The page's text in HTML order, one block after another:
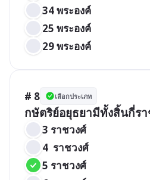
34 พระองค์
25 พระองค์
29 พระองค์
# 8 เลือกประเภท
กษัตริย์อยุธยามีทั้งสิ้นกี่ร
3 ราชวงศ์
4  ราชวงศ์
5 ราชวงศ์